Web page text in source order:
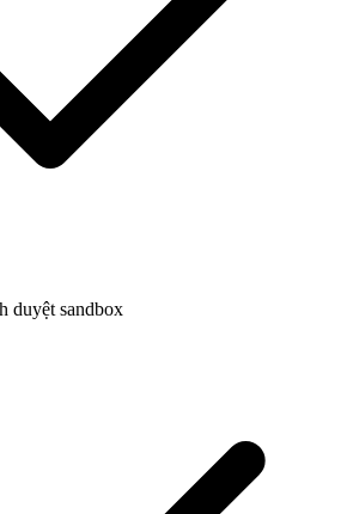
duyệt sandbox